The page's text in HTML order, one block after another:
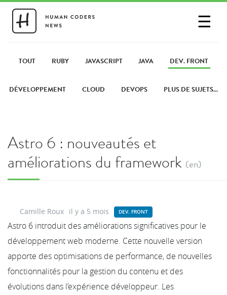
☰
PARTAGER UN LIEN
TOUT RUBY JAVASCRIPT JAVA DEV. FRONT
DÉVELOPPEMENT CLOUD DEVOPS PLUS DE SUJETS...
Astro 6 : nouveautés et
améliorations du framework (en)
Camille Roux il y a 5 mois DEV. FRONT
Astro 6 introduit des améliorations significatives pour le
développement web moderne. Cette nouvelle version
apporte des optimisations de performance, de nouvelles
fonctionnalités pour la gestion du contenu et des
évolutions dans l’expérience développeur. Les